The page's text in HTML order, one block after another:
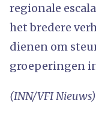
regionale
het bredere
dienen om
groeperingen
(INN/VFI Nieuws)